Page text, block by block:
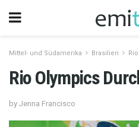
Mittel- und Südamerika Brasilien
Rio Olympics
by Jenna Francisco